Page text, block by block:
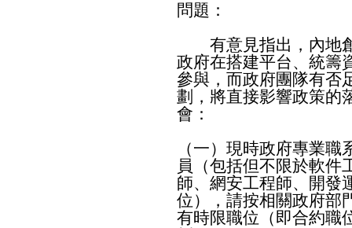
問題：
有意見指出，內地創
政府在搭建平台、統籌
參與，而政府團隊有否
劃，將直接影響政策的
會：
（一）現時政府專業
員（包括但不限於軟件
師、網安工程師、開發
位），請按相關政府部
有時限職位（即合約職